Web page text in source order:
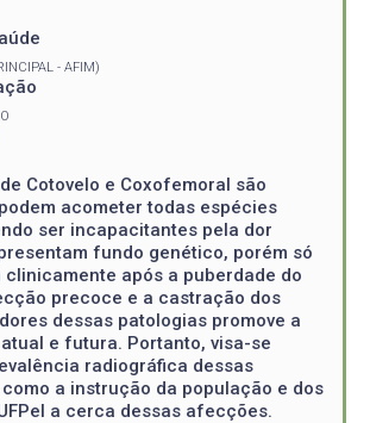
- AFIM)
Cotovelo e Coxofemoral são
acometer todas espécies
ser incapacitantes pela dor
fundo genético, porém só
clinicamente após a puberdade do
precoce e a castração dos
dessas patologias promove a
e futura. Portanto, visa-se
radiográfica dessas
a instrução da população e dos
a cerca dessas afecções.